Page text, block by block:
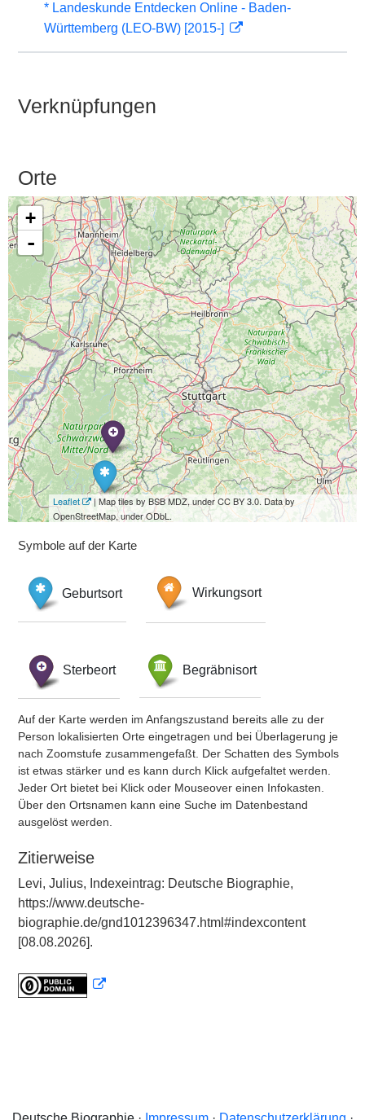
* Landeskunde Entdecken Online - Baden-
Württemberg (LEO-BW) [2015-]
Verknüpfungen
Orte
+
-
Leaflet
| Map tiles by BSB MDZ, under CC BY 3.0. Data by
OpenStreetMap, under ODbL.
Symbole auf der Karte
Geburtsort Wirkungsort
Sterbeort Begräbnisort
Auf der Karte werden im Anfangszustand bereits alle zu der
Person lokalisierten Orte eingetragen und bei Überlagerung je
nach Zoomstufe zusammengefaßt. Der Schatten des Symbols
ist etwas stärker und es kann durch Klick aufgefaltet werden.
Jeder Ort bietet bei Klick oder Mouseover einen Infokasten.
Über den Ortsnamen kann eine Suche im Datenbestand
ausgelöst werden.
Zitierweise
Levi, Julius, Indexeintrag: Deutsche Biographie,
https://www.deutsche-
biographie.de/gnd1012396347.html#indexcontent
[08.08.2026].